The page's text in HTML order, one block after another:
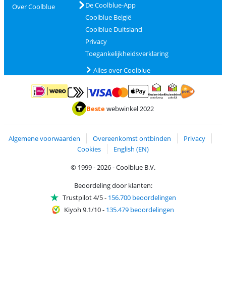
Over Coolblue
De Coolblue-App
Coolblue België
Coolblue Duitsland
Privacy
Toegankelijkheidsverklaring
Alles over Coolblue
Betalen met iDEAL | WeroBetalen met MasterCard en Visa via ClickToPay
Betalen met ApplePay
Thuiswinkel waarborg
Bestewebwinkel 2022
Algemene voorwaarden Overeenkomst ontbinden
Privacy
Cookies
English (EN)
© 1999 - 2026 - Coolblue B.V.
Beoordeling door klanten:
Trustpilot 4/5- 156.700 beoordelingen
Kiyoh 9.1/10- 135.479 beoordelingen